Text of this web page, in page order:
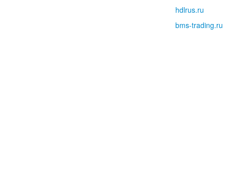
hdlrus.ru
bms-trading.ru